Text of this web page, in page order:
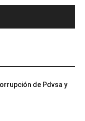
de Pdvsa y